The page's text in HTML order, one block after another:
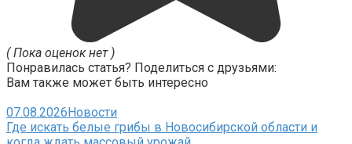
( Пока оценок нет )
Понравилась статья? Поделиться с друзьями:
Вам также может быть интересно
07.08.2026Новости
Где искать белые грибы в Новосибирской области и